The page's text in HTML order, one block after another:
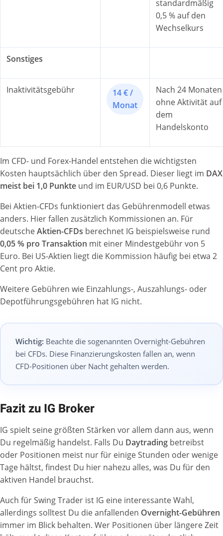
standardmäßig
0,5 % auf den
Wechselkurs
Sonstiges
Inaktivitätsgebühr
14 € /
Monat
Nach 24 Monaten
ohne Aktivität auf
dem
Handelskonto
Im CFD- und Forex-Handel entstehen die wichtigsten
Kosten hauptsächlich über den Spread. Dieser liegt im DAX
meist bei 1,0 Punkte und im EUR/USD bei 0,6 Punkte.
Bei Aktien-CFDs funktioniert das Gebührenmodell etwas
anders. Hier fallen zusätzlich Kommissionen an. Für
deutscheAktien-CFDs berechnet IG beispielsweise rund
0,05 % pro Transaktion mit einer Mindestgebühr von 5
Euro. Bei US-Aktien liegt die Kommission häufig bei etwa 2
Cent pro Aktie.
Weitere Gebühren wie Einzahlungs-, Auszahlungs- oder
Depotführungsgebühren hat IG nicht.
Wichtig: Beachte die sogenannten Overnight-Gebühren
bei CFDs. Diese Finanzierungskosten fallen an, wenn
CFD-Positionen über Nacht gehalten werden.
Fazit zu IG Broker
IG spielt seine größten Stärken vor allem dann aus, wenn
Du regelmäßig handelst. Falls Du Daytrading betreibst
oder Positionen meist nur für einige Stunden oder wenige
Tage hältst, findest Du hier nahezu alles, was Du für den
aktiven Handel brauchst.
Auch für Swing Trader ist IG eine interessante Wahl,
allerdings solltest Du die anfallenden Overnight-Gebühren
immer im Blick behalten. Wer Positionen über längere Zeit